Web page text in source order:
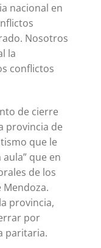
nacional en
Nosotros
la
conflictos
de cierre
provincia de
que le
que en
de los
provincia,
por
paritaria.